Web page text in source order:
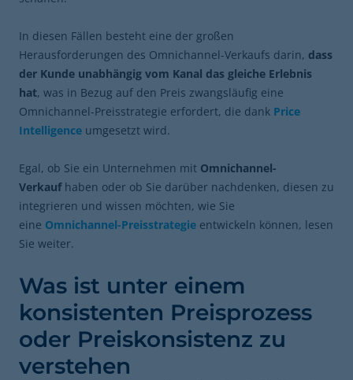
In diesen Fällen besteht eine der großen
Herausforderungen des Omnichannel-Verkaufs darin, dass
der Kunde unabhängig vom Kanal das gleiche Erlebnis
hat, was in Bezug auf den Preis zwangsläufig eine
Omnichannel-Preisstrategie erfordert, die dank Price
Intelligence umgesetzt wird.
Egal, ob Sie ein Unternehmen mit Omnichannel-
Verkauf haben oder ob Sie darüber nachdenken, diesen zu
integrieren und wissen möchten, wie Sie
eine Omnichannel-Preisstrategie entwickeln können, lesen
Sie weiter.
Was ist unter einem
konsistenten Preisprozess
oder Preiskonsistenz zu
verstehen